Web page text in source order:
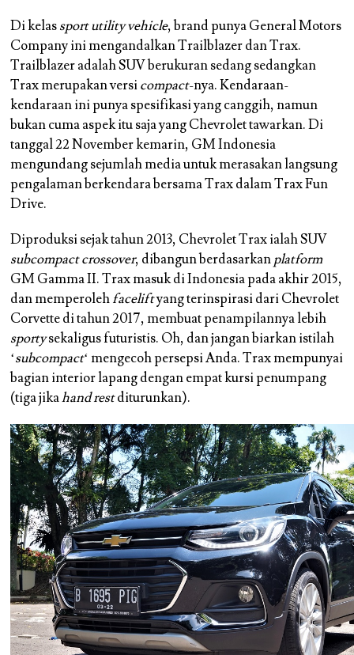
Di kelassport utility vehicle, brand punya General Motors
Company ini mengandalkan Trailblazer dan Trax.
Trailblazer adalah SUV berukuran sedang sedangkan
Trax merupakan versicompact-nya. Kendaraan-
kendaraan ini punya spesifikasi yang canggih, namun
bukan cuma aspek itu saja yang Chevrolet tawarkan. Di
tanggal 22 November kemarin, GM Indonesia
mengundang sejumlah media untuk merasakan langsung
pengalaman berkendara bersama Trax dalam Trax Fun
Drive.
Diproduksi sejak tahun 2013, Chevrolet Trax ialah SUV
subcompact crossover, dibangun berdasarkanplatform
GM Gamma II. Trax masuk di Indonesia pada akhir 2015,
dan memperolehfaceliftyang terinspirasi dari Chevrolet
Corvette di tahun 2017, membuat penampilannya lebih
sportysekaligus futuristis. Oh, dan jangan biarkan istilah
‘subcompact‘ mengecoh persepsi Anda. Trax mempunyai
bagian interior lapang dengan empat kursi penumpang
(tiga jikahand restditurunkan).